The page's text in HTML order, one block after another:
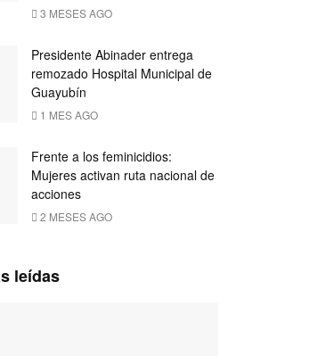
3 MESES AGO
Presidente Abinader entrega
remozado Hospital Municipal de
Guayubín
1 MES AGO
Frente a los feminicidios:
Mujeres activan ruta nacional de
acciones
2 MESES AGO
leídas